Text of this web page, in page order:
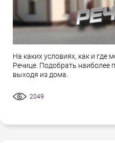
На каких условиях, как и где
Речице. Подобрать наиболее
выходя из дома.
2049